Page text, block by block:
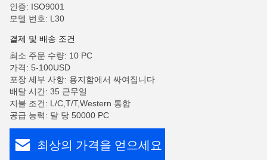
인증: ISO9001
모델 번호: L30
결제 및 배송 조건
최소 주문 수량: 10 PC
가격: 5-100USD
포장 세부 사항: 용지함에서 싸여집니다
배달 시간: 35 근무일
지불 조건: L/C,T/T,Western 통합
공급 능력: 달 당 50000 PC
최상의 가격을 얻으세요